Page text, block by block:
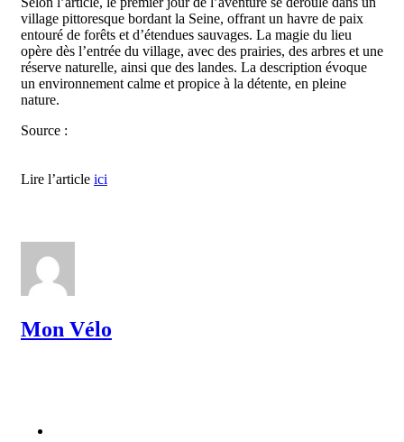
village pittoresque bordant la Seine, offrant un havre de paix
entouré de forêts et d’étendues sauvages. La magie du lieu
opère dès l’entrée du village, avec des prairies, des arbres et une
réserve naturelle, ainsi que des landes. La description évoque
un environnement calme et propice à la détente, en pleine
nature.
Source :
Lire l’article ici
Mon Vélo